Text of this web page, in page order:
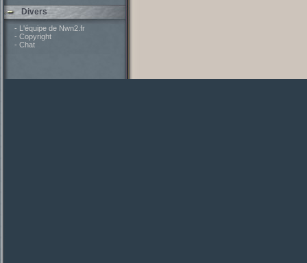
Divers
- L'équipe de Nwn2.fr
- Copyright
- Chat